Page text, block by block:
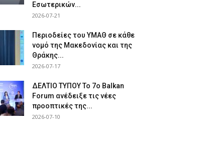
Εσωτερικών...
2026-07-21
Περιοδείες του ΥΜΑΘ σε κάθε
νομό της Μακεδονίας και της
Θράκης...
2026-07-17
ΔΕΛΤΙΟ ΤΥΠΟΥ Το 7ο Balkan
Forum ανέδειξε τις νέες
προοπτικές της...
2026-07-10